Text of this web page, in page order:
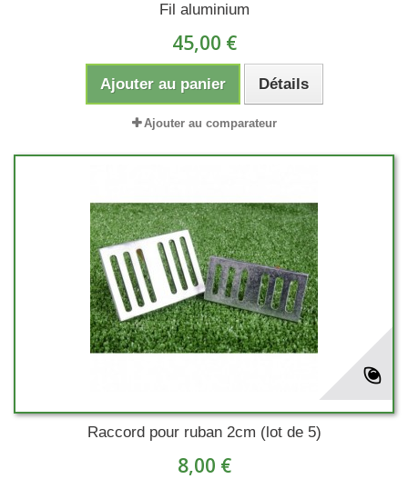
Fil aluminium
45,00 €
Ajouter au panier Détails
Ajouter au comparateur
Raccord pour ruban 2cm (lot de 5)
8,00 €